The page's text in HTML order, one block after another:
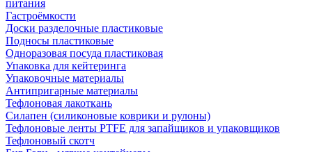
питания
Гастроёмкости
Доски разделочные пластиковые
Подносы пластиковые
Одноразовая посуда пластиковая
Упаковка для кейтеринга
Упаковочные материалы
Антипригарные материалы
Тефлоновая лакоткань
Силапен (силиконовые коврики и рулоны)
Тефлоновые ленты PTFE для запайщиков и упаковщиков
Тефлоновый скотч